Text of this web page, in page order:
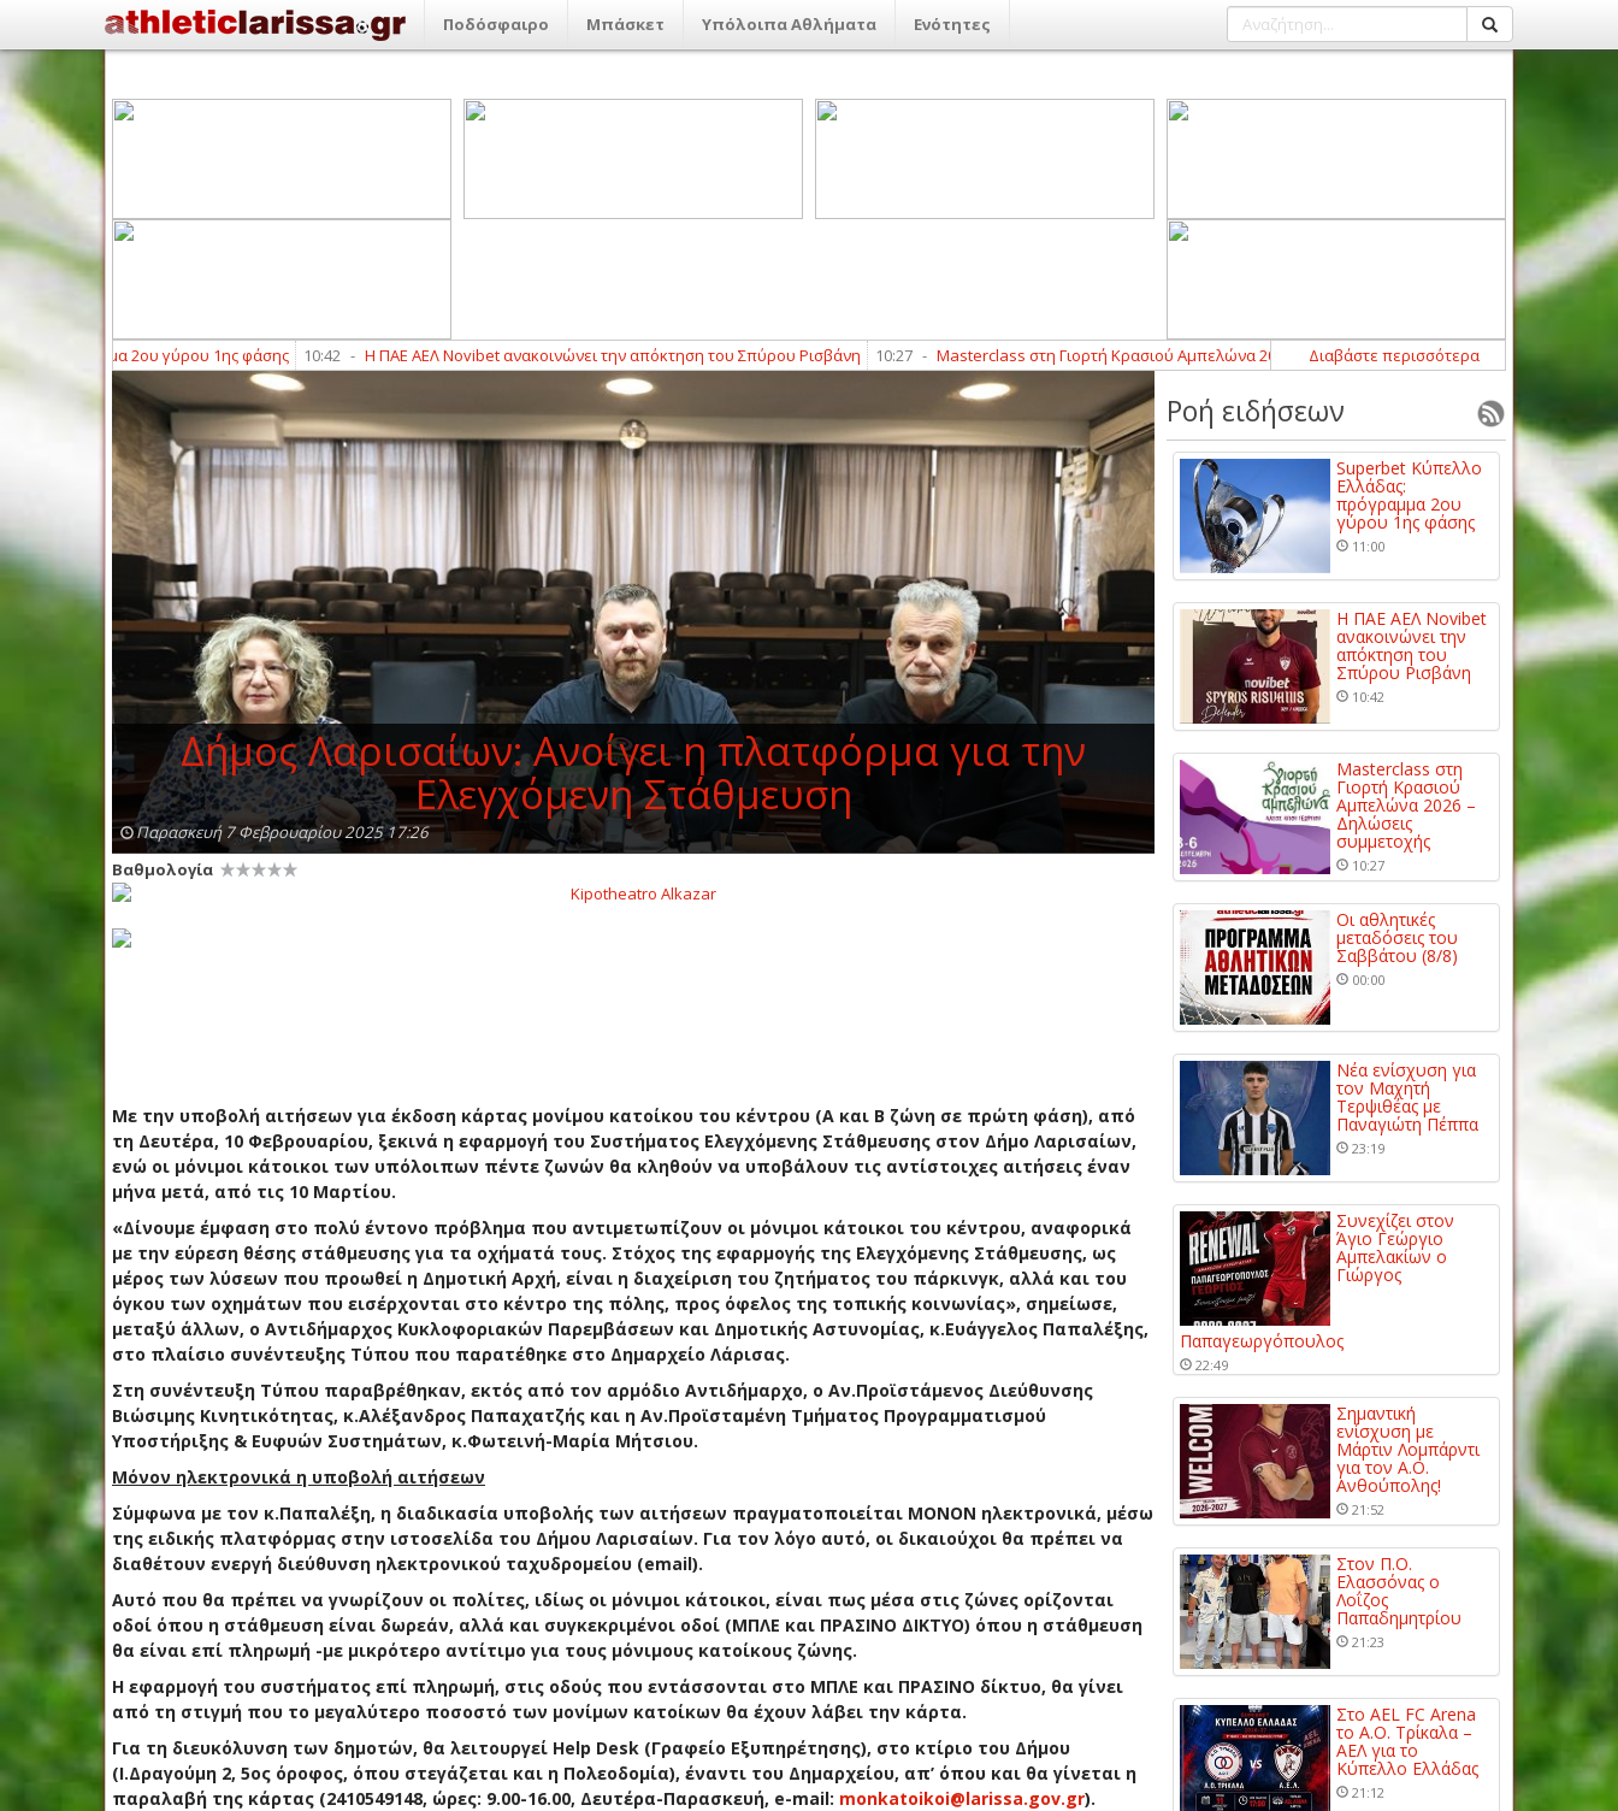
Ποδόσφαιρο Μπάσκετ Υπόλοιπα Αθλήματα Ενότητες
2ου γύρου 1ης φάσης 10:42 - Η ΠΑΕ ΑΕΛ Novibet ανακοινώνει την απόκτηση του Σπύρου Ρισβάνη 10:27 - Masterclass στη Γιορτή Κρασιού Αμπελώνα 2026 – Δηλώσεις συμμετοχής 00:00 -
Διαβάστε περισσότερα
Δήμος Λαρισαίων: Ανοίγει η πλατφόρμα για την
Ελεγχόμενη Στάθμευση
Παρασκευή 7 Φεβρουαρίου 2025 17:26
Βαθμολογία
Με την υποβολή αιτήσεων για έκδοση κάρτας μονίμου κατοίκου του κέντρου (Α και Β ζώνη σε πρώτη φάση), από
τη Δευτέρα, 10 Φεβρουαρίου, ξεκινά η εφαρμογή του Συστήματος Ελεγχόμενης Στάθμευσης στον Δήμο Λαρισαίων,
ενώ οι μόνιμοι κάτοικοι των υπόλοιπων πέντε ζωνών θα κληθούν να υποβάλουν τις αντίστοιχες αιτήσεις έναν
μήνα μετά, από τις 10 Μαρτίου.
«Δίνουμε έμφαση στο πολύ έντονο πρόβλημα που αντιμετωπίζουν οι μόνιμοι κάτοικοι του κέντρου, αναφορικά
με την εύρεση θέσης στάθμευσης για τα οχήματά τους. Στόχος της εφαρμογής της Ελεγχόμενης Στάθμευσης, ως
μέρος των λύσεων που προωθεί η Δημοτική Αρχή, είναι η διαχείριση του ζητήματος του πάρκινγκ, αλλά και του
όγκου των οχημάτων που εισέρχονται στο κέντρο της πόλης, προς όφελος της τοπικής κοινωνίας», σημείωσε,
μεταξύ άλλων, ο Αντιδήμαρχος Κυκλοφοριακών Παρεμβάσεων και Δημοτικής Αστυνομίας, κ.Ευάγγελος Παπαλέξης,
στο πλαίσιο συνέντευξης Τύπου που παρατέθηκε στο Δημαρχείο Λάρισας.
Στη συνέντευξη Τύπου παραβρέθηκαν, εκτός από τον αρμόδιο Αντιδήμαρχο, ο Αν.Προϊστάμενος Διεύθυνσης
Βιώσιμης Κινητικότητας, κ.Αλέξανδρος Παπαχατζής και η Αν.Προϊσταμένη Τμήματος Προγραμματισμού
Υποστήριξης & Ευφυών Συστημάτων, κ.Φωτεινή-Μαρία Μήτσιου.
Μόνον ηλεκτρονικά η υποβολή αιτήσεων
Σύμφωνα με τον κ.Παπαλέξη, η διαδικασία υποβολής των αιτήσεων πραγματοποιείται ΜΟΝΟΝ ηλεκτρονικά, μέσω
της ειδικής πλατφόρμας στην ιστοσελίδα του Δήμου Λαρισαίων. Για τον λόγο αυτό, οι δικαιούχοι θα πρέπει να
διαθέτουν ενεργή διεύθυνση ηλεκτρονικού ταχυδρομείου (email).
Αυτό που θα πρέπει να γνωρίζουν οι πολίτες, ιδίως οι μόνιμοι κάτοικοι, είναι πως μέσα στις ζώνες ορίζονται
οδοί όπου η στάθμευση είναι δωρεάν, αλλά και συγκεκριμένοι οδοί (ΜΠΛΕ και ΠΡΑΣΙΝΟ ΔΙΚΤΥΟ) όπου η στάθμευση
θα είναι επί πληρωμή -με μικρότερο αντίτιμο για τους μόνιμους κατοίκους ζώνης.
Η εφαρμογή του συστήματος επί πληρωμή, στις οδούς που εντάσσονται στο ΜΠΛΕ και ΠΡΑΣΙΝΟ δίκτυο, θα γίνει
από τη στιγμή που το μεγαλύτερο ποσοστό των μονίμων κατοίκων θα έχουν λάβει την κάρτα.
Για τη διευκόλυνση των δημοτών, θα λειτουργεί Help Desk (Γραφείο Εξυπηρέτησης), στο κτίριο του Δήμου
(Ι.Δραγούμη 2, 5ος όροφος, όπου στεγάζεται και η Πολεοδομία), έναντι του Δημαρχείου, απ’ όπου και θα γίνεται η
παραλαβή της κάρτας (2410549148, ώρες: 9.00-16.00, Δευτέρα-Παρασκευή, e-mail: monkatoikoi@larissa.gov.gr).
Ροή ειδήσεων
Superbet Κύπελλο
Ελλάδας:
πρόγραμμα 2ου
γύρου 1ης φάσης
11:00
Η ΠΑΕ ΑΕΛ Novibet
ανακοινώνει την
απόκτηση του
Σπύρου Ρισβάνη
10:42
Masterclass στη
Γιορτή Κρασιού
Αμπελώνα 2026 –
Δηλώσεις
συμμετοχής
10:27
Οι αθλητικές
μεταδόσεις του
Σαββάτου (8/8)
00:00
Νέα ενίσχυση για
τον Μαχητή
Τερψιθέας με
Παναγιώτη Πέππα
23:19
Συνεχίζει στον
Άγιο Γεώργιο
Αμπελακίων ο
Γιώργος
Παπαγεωργόπουλος
22:49
Σημαντική
ενίσχυση με
Μάρτιν Λομπάρντι
για τον Α.Ο.
Ανθούπολης!
21:52
Στον Π.Ο.
Ελασσόνας ο
Λοΐζος
Παπαδημητρίου
21:23
Στο AEL FC Arena
το Α.Ο. Τρίκαλα –
ΑΕΛ για το
Κύπελλο Ελλάδας
21:12